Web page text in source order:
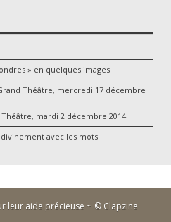
» en quelques images
Théâtre, mercredi 17 décembre
Théâtre, mardi 2 décembre 2014
avec les mots
leur aide précieuse ~ © Clapzine